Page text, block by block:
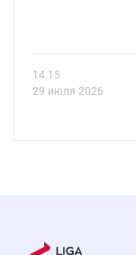
14.15
29 июля 2026